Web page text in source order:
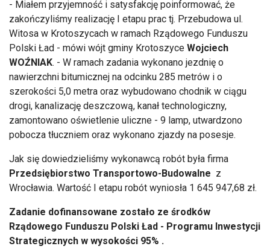
- Miałem przyjemność i satysfakcję poinformować, że
zakończyliśmy realizację I etapu prac tj. Przebudowa ul.
Witosa w Krotoszycach w ramach Rządowego Funduszu
Polski Ład - mówi wójt gminy Krotoszyce Wojciech
WOŹNIAK. - W ramach zadania wykonano jezdnię o
nawierzchni bitumicznej na odcinku 285 metrów i o
szerokości 5,0 metra oraz wybudowano chodnik w ciągu
drogi, kanalizację deszczową, kanał technologiczny,
zamontowano oświetlenie uliczne - 9 lamp, utwardzono
pobocza tłuczniem oraz wykonano zjazdy na posesje.
Jak się dowiedzieliśmy wykonawcą robót była firma
Przedsiębiorstwo Transportowo-Budowalne z
Wrocławia. Wartość I etapu robót wyniosła 1 645 947,68 zł.
Zadanie dofinansowane zostało ze środków
Rządowego Funduszu Polski Ład - Programu Inwestycji
Strategicznych w wysokości 95% .